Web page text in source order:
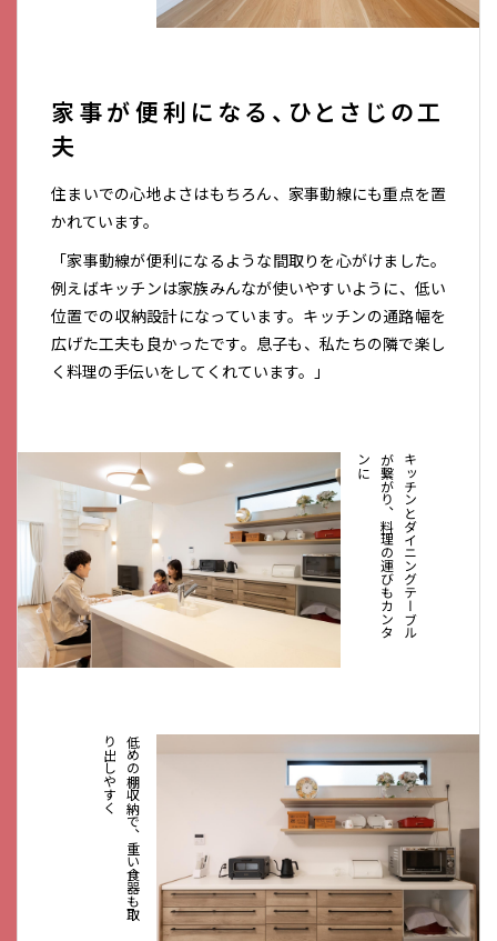
家事が便利になる、ひとさじの工
夫
住まいでの心地よさはもちろん、家事動線にも重点を置
かれています。
「家事動線が便利になるような間取りを心がけました。
例えばキッチンは家族みんなが使いやすいように、低い
位置での収納設計になっています。キッチンの通路幅を
広げた工夫も良かったです。息子も、私たちの隣で楽し
く料理の手伝いをしてくれています。」
キ
ッ
チ
ン
と
ダ
イ
ニ
ン
グ
テ
ー
ブ
ル
が
繋
が
り
、
料
理
の
運
び
も
カ
ン
タ
ン
に
低
め
の
棚
収
納
で
、
重
い
食
器
も
取
り
出
し
や
す
く